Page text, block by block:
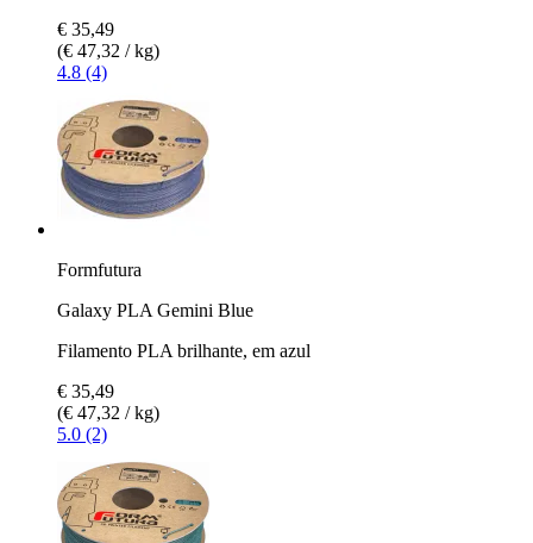
€ 35,49
(€ 47,32 / kg)
4.8 (4)
Formfutura
Galaxy PLA Gemini Blue
Filamento PLA brilhante, em azul
€ 35,49
(€ 47,32 / kg)
5.0 (2)